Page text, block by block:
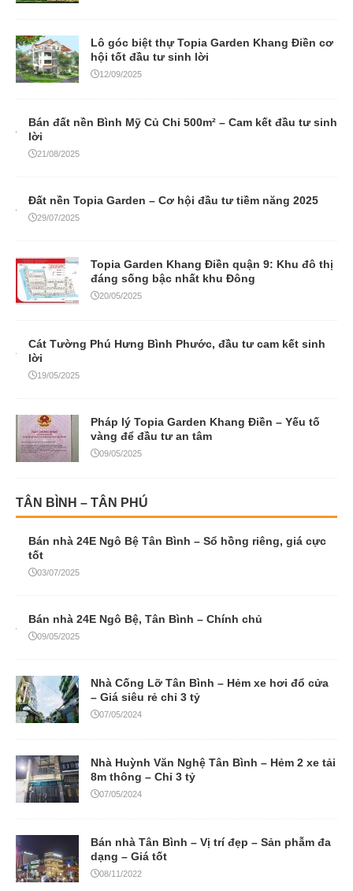
Lô góc biệt thự Topia Garden Khang Điền cơ
hội tốt đầu tư sinh lời
12/09/2025
Bán đất nền Bình Mỹ Củ Chi 500m² – Cam kết đầu tư sinh
lời
21/08/2025
Đất nền Topia Garden – Cơ hội đầu tư tiềm năng 2025
29/07/2025
Topia Garden Khang Điền quận 9: Khu đô thị
đáng sống bậc nhất khu Đông
20/05/2025
Cát Tường Phú Hưng Bình Phước, đầu tư cam kết sinh
lời
19/05/2025
Pháp lý Topia Garden Khang Điền – Yếu tố
vàng để đầu tư an tâm
09/05/2025
TÂN BÌNH – TÂN PHÚ
Bán nhà 24E Ngô Bệ Tân Bình – Sổ hồng riêng, giá cực
tốt
03/07/2025
Bán nhà 24E Ngô Bệ, Tân Bình – Chính chủ
09/05/2025
Nhà Cống Lỡ Tân Bình – Hẻm xe hơi đổ cửa
– Giá siêu rẻ chỉ 3 tỷ
07/05/2024
Nhà Huỳnh Văn Nghệ Tân Bình – Hẻm 2 xe tải
8m thông – Chỉ 3 tỷ
07/05/2024
Bán nhà Tân Bình – Vị trí đẹp – Sản phẫm đa
dạng – Giá tốt
08/11/2022